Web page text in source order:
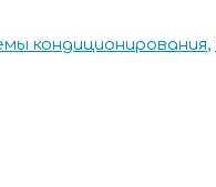
кондиционирования,